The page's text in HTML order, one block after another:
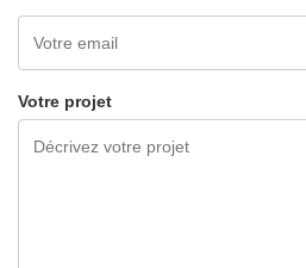
Votre projet